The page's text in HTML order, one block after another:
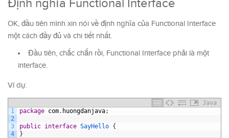
Định nghĩa Functional Interface
OK, đầu tiên mình xin nói về định nghĩa của Functional Interface
một cách đầy đủ và chi tiết nhất.
Đầu tiên, chắc chắn rồi, Functional Interface phải là một
interface.
Ví dụ:
Java
1
2
3
4
package com. huongdanjava;
public interface SayHello {
}